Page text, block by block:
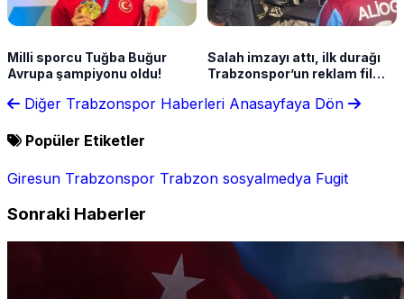
Milli sporcu Tuğba Buğur
Avrupa şampiyonu oldu!
Salah imzayı attı, ilk durağı
Trabzonspor’un reklam filmi
Diğer Trabzonspor Haberleri Anasayfaya Dön
Popüler Etiketler
Giresun Trabzonspor Trabzon sosyalmedya Fugit
Sonraki Haberler